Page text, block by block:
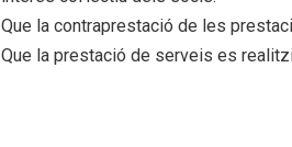
Que la contraprestació de les
Que la prestació de serveis es